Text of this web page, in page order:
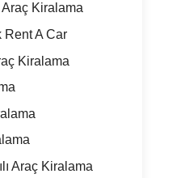
Araç Kiralama
Rent A Car
Kiralama
Araç Kiralama